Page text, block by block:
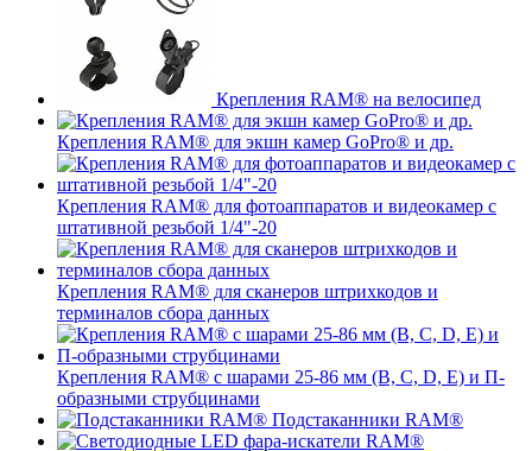
Крепления RAM® на велосипед
Крепления RAM® для экшн камер GoPro® и др.
Крепления RAM® для фотоаппаратов и видеокамер с
штативной резьбой 1/4"-20
Крепления RAM® для сканеров штрихкодов и
терминалов сбора данных
Крепления RAM® с шарами 25-86 мм (B, C, D, E) и П-
образными струбцинами
Подстаканники RAM®